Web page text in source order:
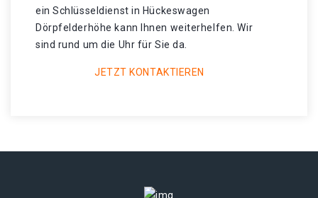
ein Schlüsseldienst in Hückeswagen
Dörpfelderhöhe kann Ihnen weiterhelfen. Wir
sind rund um die Uhr für Sie da.
JETZT KONTAKTIEREN